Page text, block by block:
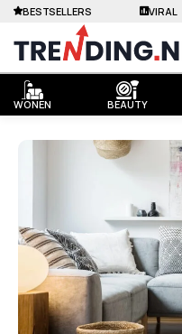
WONEN BEAUTY
BESTSELLERS VIRAL